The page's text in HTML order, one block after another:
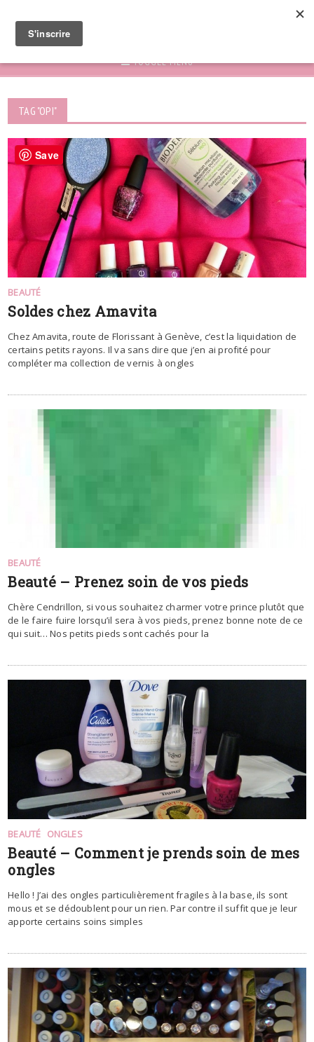
TOGGLE MENU
TAG "OPI"
BEAUTÉ
Soldes chez Amavita
Chez Amavita, route de Florissant à Genève, c’est la liquidation de
certains petits rayons. Il va sans dire que j’en ai profité pour
compléter ma collection de vernis à ongles
BEAUTÉ
Beauté – Prenez soin de vos pieds
Chère Cendrillon, si vous souhaitez charmer votre prince plutôt que
de le faire fuire lorsqu’il sera à vos pieds, prenez bonne note de ce
qui suit… Nos petits pieds sont cachés pour la
BEAUTÉ ONGLES
Beauté – Comment je prends soin de mes
ongles
Hello ! J’ai des ongles particulièrement fragiles à la base, ils sont
mous et se dédoublent pour un rien. Par contre il suffit que je leur
apporte certains soins simples
Save